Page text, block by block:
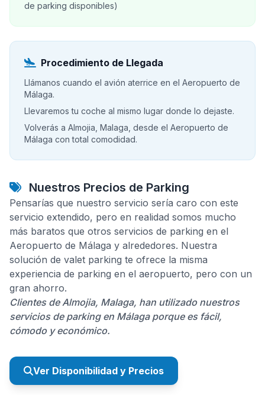
de parking disponibles)
Procedimiento de Llegada
Llámanos cuando el avión aterrice en el Aeropuerto de
Málaga.
Llevaremos tu coche al mismo lugar donde lo dejaste.
Volverás a Almojia, Malaga, desde el Aeropuerto de
Málaga con total comodidad.
Nuestros Precios de Parking
Pensarías que nuestro servicio sería caro con este
servicio extendido, pero en realidad somos mucho
más baratos que otros servicios de parking en el
Aeropuerto de Málaga y alrededores. Nuestra
solución de valet parking te ofrece la misma
experiencia de parking en el aeropuerto, pero con un
gran ahorro.
Clientes de Almojia, Malaga, han utilizado nuestros
servicios de parking en Málaga porque es fácil,
cómodo y económico.
Ver Disponibilidad y Precios